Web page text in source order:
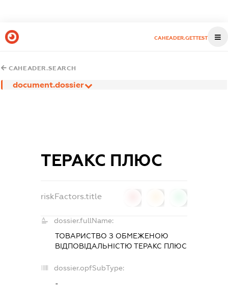
CAHEADER.GETTEST
CAHEADER.SEARCH
document.dossier
ТЕРАКС ПЛЮС
riskFactors.title
dossier.fullName:
ТОВАРИСТВО З ОБМЕЖЕНОЮ
ВІДПОВІДАЛЬНІСТЮ ТЕРАКС ПЛЮС
dossier.opfSubType:
-